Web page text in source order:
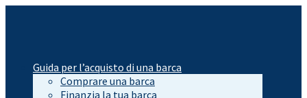
Guida per l’acquisto di una barca
Comprare una barca
Finanzia la tua barca